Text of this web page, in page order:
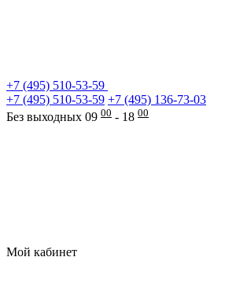
+7 (495) 510-53-59
+7 (495) 510-53-59 +7 (495) 136-73-03
Без выходных 09 00 - 18 00
Мой кабинет